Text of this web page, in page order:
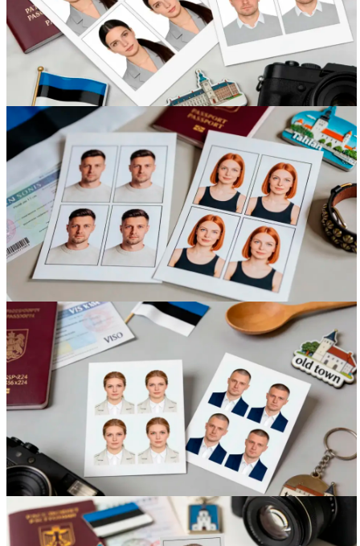
Вакансии
О компании
Написать директору
Арендодателям
Портфолио
Франшиза
Контакты